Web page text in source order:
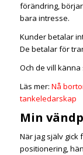
förändring,
bara intresse.
Kunder betalar
De betalar för
Och de vill
Läs mer: Nå
tankeledarskap
Min
När jag själv gick
positionering,